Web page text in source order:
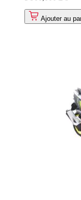
Ajouter au